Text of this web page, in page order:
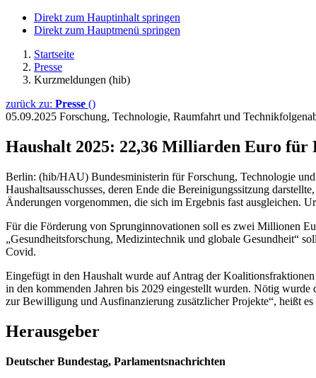
Direkt zum Hauptinhalt springen
Direkt zum Hauptmenü springen
Startseite
Presse
Kurzmeldungen (hib)
zurück zu: Presse ()
05.09.2025 Forschung, Technologie, Raumfahrt und
Haushalt 2025: 22,36 Milliarden Euro für
Berlin: (hib/HAU) Bundesministerin für Forschung, Technologie
Haushaltsausschusses, deren Ende die Bereinigungssitzung
Änderungen vorgenommen, die sich im Ergebnis fast ausgleichen.
Für die Förderung von Sprunginnovationen soll es zwei Millionen
„Gesundheitsforschung, Medizintechnik und globale Gesundheit“
Covid.
Eingefügt in den Haushalt wurde auf Antrag der
in den kommenden Jahren bis 2029 eingestellt wurden. Nötig
zur Bewilligung und Ausfinanzierung zusätzlicher Projekte“, heißt
Herausgeber
Deutscher Bundestag, Parlamentsnachrichten